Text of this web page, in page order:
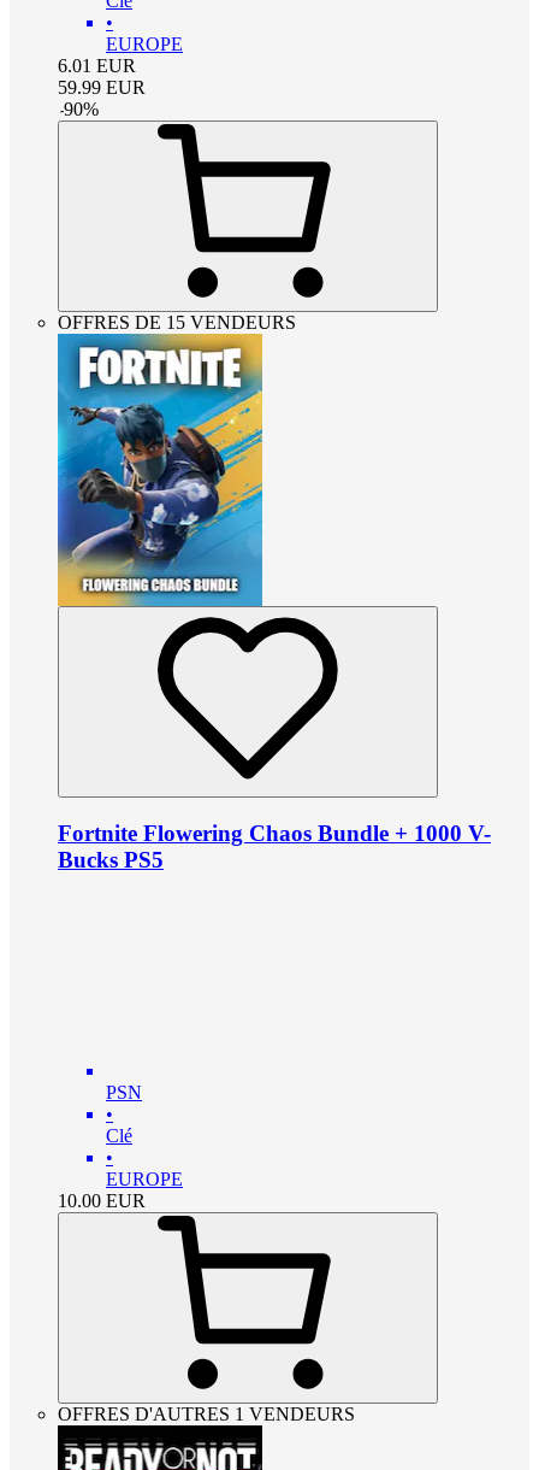
•
EUROPE
6.01 EUR
59.99 EUR
-90%
OFFRES DE 15 VENDEURS
Fortnite Flowering Chaos Bundle + 1000 V-
Bucks PS5
PSN
•
Clé
•
EUROPE
10.00 EUR
OFFRES D'AUTRES 1 VENDEURS